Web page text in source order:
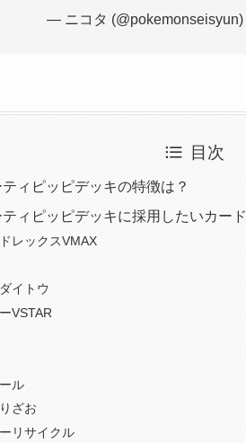
— ニコタ (@pokemonseisyun)
目次
ィピッピデッキの特徴は？
ィピッピデッキに採用したいカード
レックスVMAX
イトウ
VSTAR
ル
ざお
リサイクル